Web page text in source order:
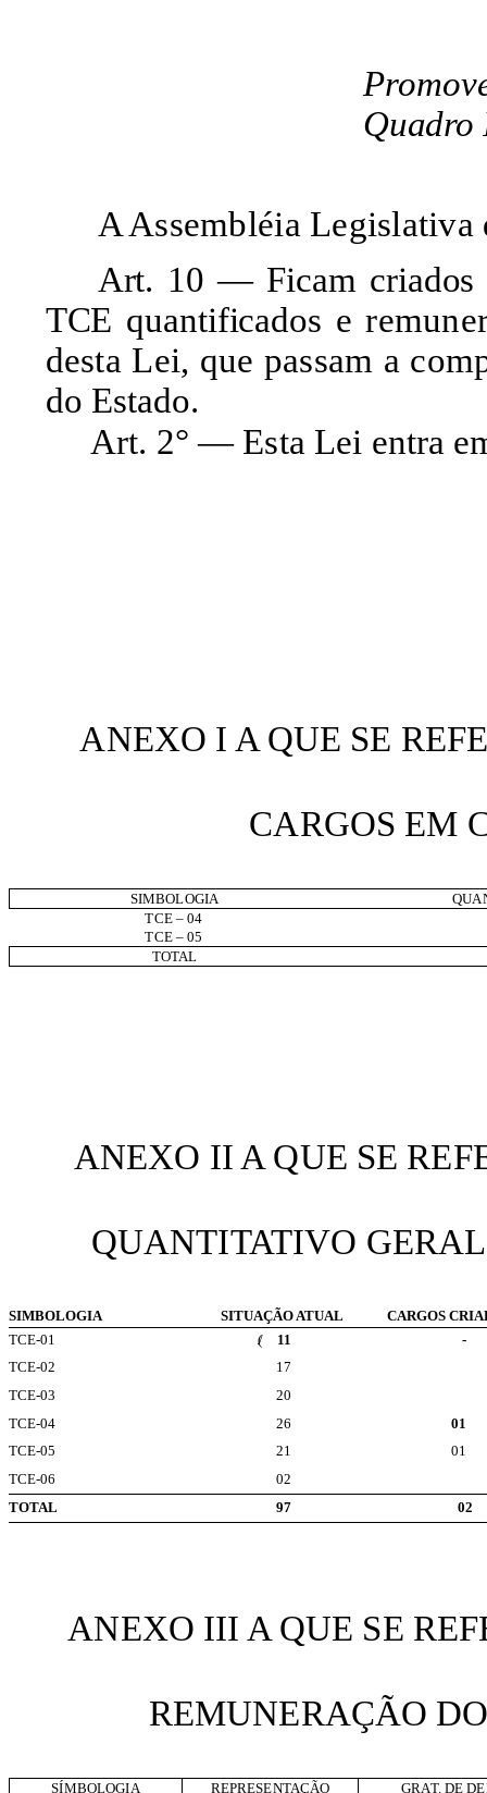
Quadro
A Assembléia Legislativa
Art. 10 — Ficam criados
TCE quantificados e
desta Lei, que passam a
do Estado.
Art. 2° — Esta Lei entra
ANEXO I A QUE SE
CARGOS EM
SIMBOLOGIA
TCE – 04
TCE – 05
TOTAL
ANEXO II A QUE SE
QUANTITATIVO
SIMBOLOGIA SITUAÇÃO ATUAL
CARGOS
TCE-01
.(/ 11
-
TCE-02
17
TCE-03
20
TCE-04
26
01
TCE-05
21
01
TCE-06
02
TOTAL
97 02
ANEXO III A QUE SE
REMUNERAÇÃO
SÍMBOLOGIA REPRESENTAÇÃO GRAT. DE